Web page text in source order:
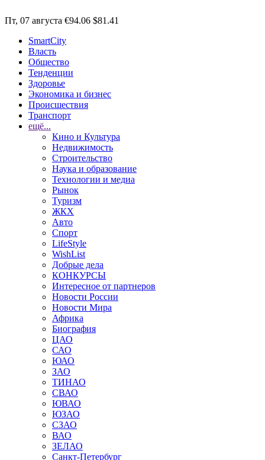
Пт, 07 августа €94.06 $81.41
SmartCity
Власть
Общество
Тенденции
Здоровье
Экономика и бизнес
Происшествия
Транспорт
ещё...
Кино и Культура
Недвижимость
Строительство
Наука и образование
Технологии и медиа
Рынок
Туризм
ЖКХ
Авто
Спорт
LifeStyle
WishList
Добрые дела
КОНКУРСЫ
Интересное от партнеров
Новости России
Новости Мира
Африка
Биография
ЦАО
САО
ЮАО
ЗАО
ТИНАО
СВАО
ЮВАО
ЮЗАО
СЗАО
ВАО
ЗЕЛАО
Санкт-Петербург